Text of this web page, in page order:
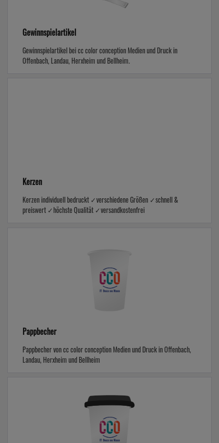
Gewinnspielartikel
Gewinnspielartikel bei cc color conception Medien und Druck in
Offenbach, Landau, Herxheim und Bellheim.
Kerzen
Kerzen individuell bedruckt ✓verschiedene Größen ✓schnell &
preiswert ✓höchste Qualität ✓versandkostenfrei
Pappbecher
Pappbecher von cc color conception Medien und Druck in Offenbach,
Landau, Herxheim und Bellheim